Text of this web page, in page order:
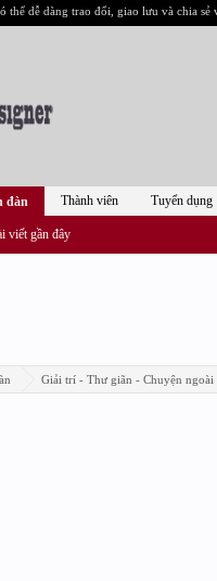
thể dễ dàng trao đổi, giao lưu và chia sẻ
Giải trí - Thư giãn - Chuyện ngoài
đàn
viết gần đây
Thành viên Tuyển dụng